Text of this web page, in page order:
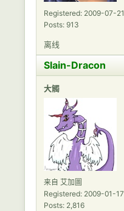
Registered: 2009-07-21
Posts: 913
离线
Slain-Dracon
大觸
来自 艾加圖
Registered: 2009-01-17
Posts: 2,816